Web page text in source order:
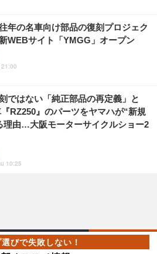
年の名車向け部品の復刻プロジェク
新WEBサイト「YMGG」オープン
ではない「純正部品の再定義」と
RZ250』のパーツをヤマハが“新規
理由…大阪モーターサイクルショー2
10:25